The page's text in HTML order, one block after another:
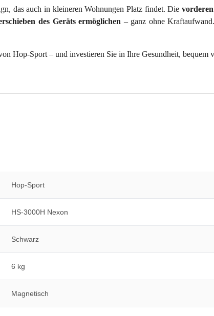
das auch in kleineren Wohnungen Platz findet. Die
des Geräts ermöglichen – ganz ohne
Hop-Sport – und investieren Sie in Ihre Gesundheit, bequem
Hop-Sport
HS-3000H Nexon
Schwarz
6 kg
Magnetisch